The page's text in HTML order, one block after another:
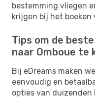
bestemming vliegen
krijgen bij het boeken
Tips om de
naar Omboue te
Bij eDreams maken
eenvoudig en
opties van